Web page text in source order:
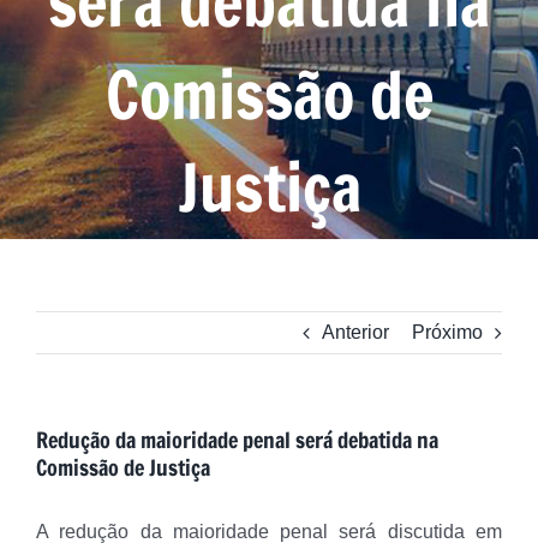
Comissão de
Justiça
Anterior Próximo
Redução da maioridade penal será debatida na
Comissão de Justiça
A redução da maioridade penal será discutida em